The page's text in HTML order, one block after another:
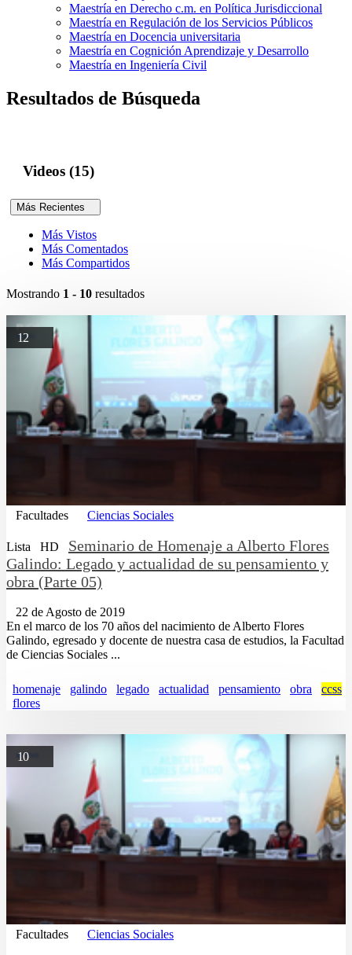
Maestría en Derecho c.m. en Política Jurisdiccional
Maestría en Regulación de los Servicios Públicos
Maestría en Docencia universitaria
Maestría en Cognición Aprendizaje y Desarrollo
Maestría en Ingeniería Civil
Resultados de Búsqueda
Videos (15)
Más Recientes
Más Vistos
Más Comentados
Más Compartidos
Mostrando 1 - 10 resultados
12
Facultades Ciencias Sociales
Lista HD
Seminario de Homenaje a Alberto Flores
Galindo: Legado y actualidad de su pensamiento y
obra (Parte 05)
22 de Agosto de 2019
En el marco de los 70 años del nacimiento de Alberto Flores
Galindo, egresado y docente de nuestra casa de estudios, la Facultad
de Ciencias Sociales ...
homenaje galindo legado actualidad pensamiento obra
ccss
flores
10
Facultades Ciencias Sociales